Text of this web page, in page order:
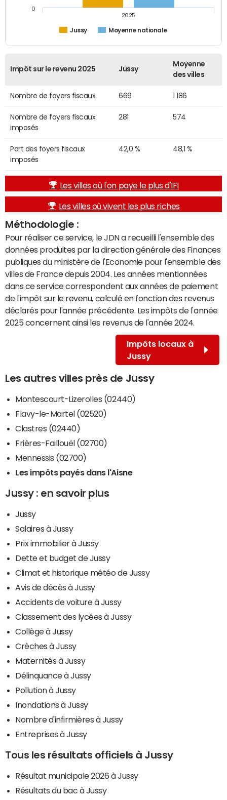
Jussy Moyenne nationale
2025
0
Impôt sur le revenu 2025 Jussy
Moyenne
des villes
Nombre de foyers fiscaux 669 1 186
Nombre de foyers fiscaux
imposés
281 574
Part des foyers fiscaux
imposés
42,0 % 48,1 %
Les villes où l'on paye le plus d'IFI
Les villes où vivent les plus riches
Méthodologie :
Pour réaliser ce service, le JDN a recueilli l'ensemble des
données produites par la direction générale des Finances
publiques du ministère de l'Economie pour l'ensemble des
villes de France depuis 2004. Les années mentionnées
dans ce service correspondent aux années de paiement
de l'impôt sur le revenu, calculé en fonction des revenus
déclarés pour l'année précédente. Les impôts de l'année
2025 concernent ainsi les revenus de l'année 2024.
Impôts locaux à
Jussy
Les autres villes près de Jussy
Montescourt-Lizerolles (02440)
Flavy-le-Martel (02520)
Clastres (02440)
Frières-Faillouël (02700)
Mennessis (02700)
Les impôts payés dans l'Aisne
Jussy : en savoir plus
Jussy
Salaires à Jussy
Prix immobilier à Jussy
Dette et budget de Jussy
Climat et historique météo de Jussy
Avis de décès à Jussy
Accidents de voiture à Jussy
Classement des lycées à Jussy
Collège à Jussy
Crèches à Jussy
Maternités à Jussy
Délinquance à Jussy
Pollution à Jussy
Inondations à Jussy
Nombre d'infirmières à Jussy
Entreprises à Jussy
Tous les résultats officiels à Jussy
Résultat municipale 2026 à Jussy
Résultats du bac à Jussy